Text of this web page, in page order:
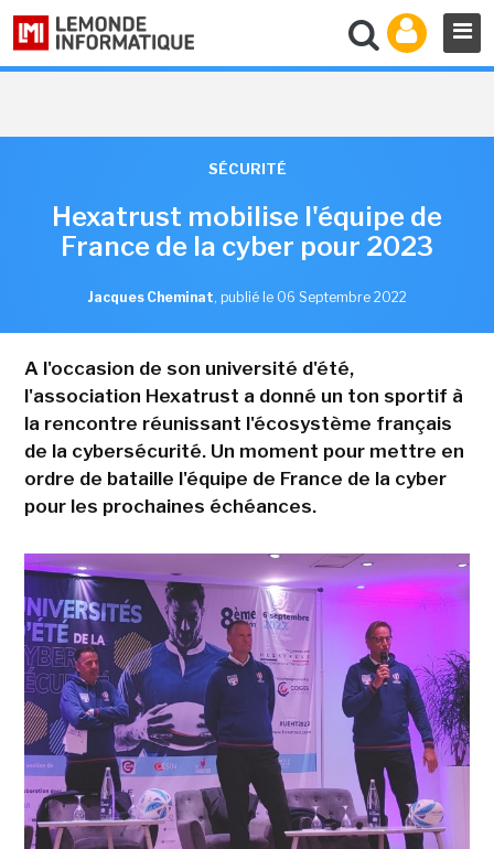
SÉCURITÉ
Hexatrust mobilise l'équipe de
France de la cyber pour 2023
Jacques Cheminat, publié le 06 Septembre 2022
A l'occasion de son université d'été,
l'association Hexatrust a donné un ton sportif à
la rencontre réunissant l'écosystème français
de la cybersécurité. Un moment pour mettre en
ordre de bataille l'équipe de France de la cyber
pour les prochaines échéances.